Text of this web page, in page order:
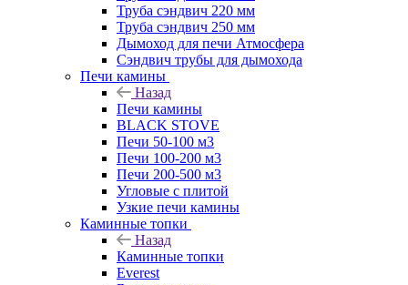
Труба сэндвич 220 мм
Труба сэндвич 250 мм
Дымоход для печи Атмосфера
Сэндвич трубы для дымохода
Печи камины
Назад
Печи камины
BLACK STOVE
Печи 50-100 м3
Печи 100-200 м3
Печи 200-500 м3
Угловые с плитой
Узкие печи камины
Каминные топки
Назад
Каминные топки
Everest